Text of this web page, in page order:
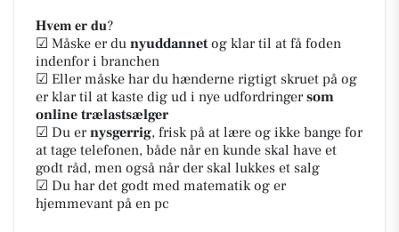
𝐇𝐯𝐞𝐦 𝐞𝐫 𝐝𝐮?
☑ Måske er du nyuddannetog klar til at få foden
indenfor i branchen
☑ Eller måske har du hænderne rigtigt skruet på og
er klar til at kaste dig ud i nye udfordringersom
online trælastsælger
☑ Du ernysgerrig, frisk på at lære og ikke bange for
at tage telefonen, både når en kunde skal have et
godt råd, men også når der skal lukkes et salg
☑ Du har det godt med matematik og er
hjemmevant på en pc